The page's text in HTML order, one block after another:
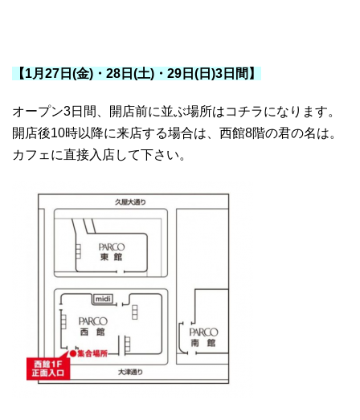
【1月27日(金)・28日(土)・ 29日(日)3日間】
オープン3日間、開店前に並ぶ場所はコチラになります。
開店後10時以降に来店する場合は、西館8階の君の名は。
カフェに直接入店して下さい。